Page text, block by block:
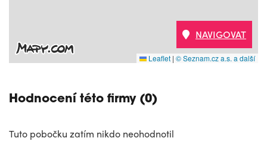
Leaflet | © Seznam.cz a.s. a další
NAVIGOVAT
Hodnocení této firmy (0)
Tuto pobočku zatím nikdo neohodnotil